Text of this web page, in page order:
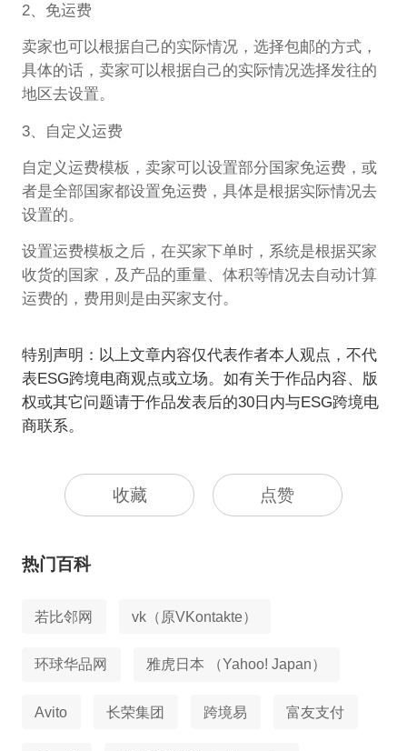
2、免运费
卖家也可以根据自己的实际情况，选择包邮的方式，
具体的话，卖家可以根据自己的实际情况选择发往的
地区去设置。
3、自定义运费
自定义运费模板，卖家可以设置部分国家免运费，或
者是全部国家都设置免运费，具体是根据实际情况去
设置的。
设置运费模板之后，在买家下单时，系统是根据买家
收货的国家，及产品的重量、体积等情况去自动计算
运费的，费用则是由买家支付。
特别声明：以上文章内容仅代表作者本人观点，不代
表ESG跨境电商观点或立场。如有关于作品内容、版
权或其它问题请于作品发表后的30日内与ESG跨境电
商联系。
收藏 点赞
热门百科
若比邻网 vk（原VKontakte）
环球华品网 雅虎日本 （Yahoo! Japan）
Avito 长荣集团 跨境易 富友支付